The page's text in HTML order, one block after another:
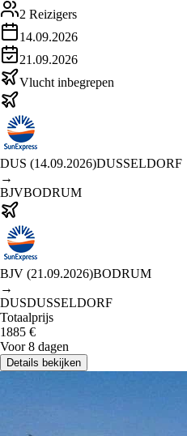
2 Reizigers
14.09.2026
21.09.2026
Vlucht inbegrepen
DUS (14.09.2026)DUSSELDORF
→
BJVBODRUM
BJV (21.09.2026)BODRUM
→
DUSDUSSELDORF
Totaalprijs
1885 €
Voor 8 dagen
Details bekijken